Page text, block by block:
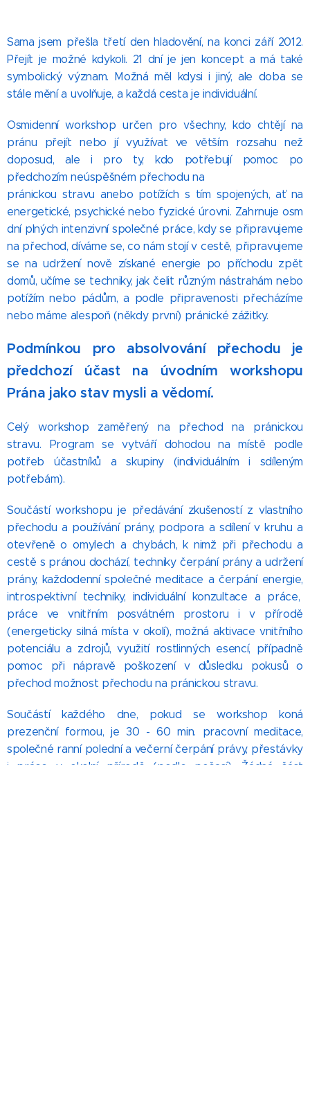
Sama jsem přešla třetí den hladovění, na konci září 2012.
Přejít je možné kdykoli. 21 dní je jen koncept a má také
symbolický význam. Možná měl kdysi i jiný, ale doba se
stále mění a uvolňuje, a každá cesta je individuální.
Osmidenní workshop určen pro všechny, kdo chtějí na
pránu přejít nebo jí využívat ve větším rozsahu než
doposud, ale i pro ty, kdo potřebují pomoc po
předchozím neúspěšném přechodu na
pránickou stravu anebo potížích s tím spojených, ať na
energetické, psychické nebo fyzické úrovni. Zahrnuje osm
dní plných intenzivní společné práce, kdy se připravujeme
na přechod, díváme se, co nám stojí v cestě, připravujeme
se na udržení nově získané energie po příchodu zpět
domů, učíme se techniky, jak čelit různým nástrahám nebo
potížím nebo pádům, a podle připravenosti přecházíme
nebo máme alespoň (někdy první) pránické zážitky.
Podmínkou pro absolvování přechodu je
předchozí účast na úvodním workshopu
Prána jako stav mysli a vědomí.
Celý workshop zaměřený na přechod na pránickou
stravu. Program se vytváří dohodou na místě podle
potřeb účastníků a skupiny (individuálním i sdíleným
potřebám).
Součástí workshopu je předávání zkušeností z vlastního
přechodu a používání prány, podpora a sdílení v kruhu a
otevřeně o omylech a chybách, k nimž při přechodu a
cestě s pránou dochází, techniky čerpání prány a udržení
prány, každodenní společné meditace a čerpání energie,
introspektivní techniky, individuální konzultace a práce,
práce ve vnitřním posvátném prostoru i v přírodě
(energeticky silná místa v okolí), možná aktivace vnitřního
potenciálu a zdrojů, využití rostlinných esencí, případně
pomoc při nápravě poškození v důsledku pokusů o
přechod možnost přechodu na pránickou stravu.
Součástí každého dne, pokud se workshop koná
prezenční formou, je 30 - 60 min. pracovní meditace,
společné ranní polední a večerní čerpání právy, přestávky
i práce v okolní přírodě (podle počasí). Žádná část